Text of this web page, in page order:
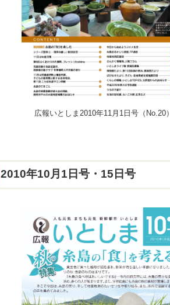
広報いとしま2010年11月1日号（No.20）
2010年10月1日号・15日号